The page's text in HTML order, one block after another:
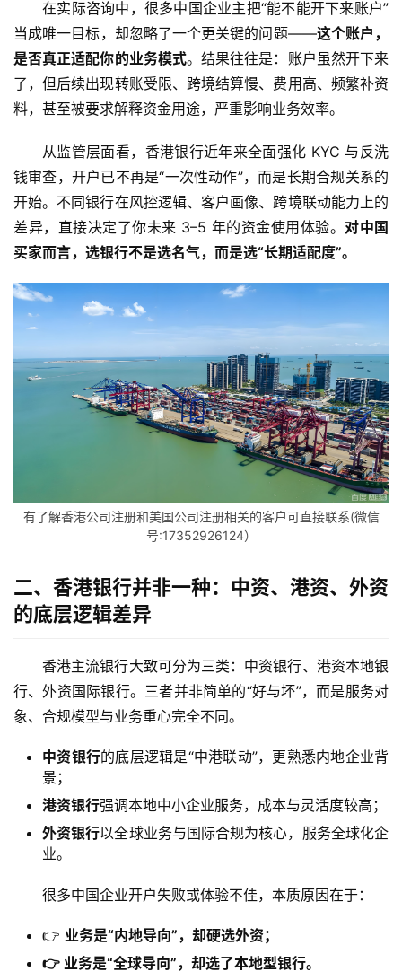
在实际咨询中，很多中国企业主把“能不能开下来账户”
当成唯一目标，却忽略了一个更关键的问题——这个账户，
是否真正适配你的业务模式。结果往往是：账户虽然开下来
了，但后续出现转账受限、跨境结算慢、费用高、频繁补资
料，甚至被要求解释资金用途，严重影响业务效率。
从监管层面看，香港银行近年来全面强化 KYC 与反洗
钱审查，开户已不再是“一次性动作”，而是长期合规关系的
开始。不同银行在风控逻辑、客户画像、跨境联动能力上的
差异，直接决定了你未来 3–5 年的资金使用体验。 对中国
买家而言，选银行不是选名气，而是选“长期适配度”。
有了解香港公司注册和美国公司注册相关的客户可直接联系(微信
号:17352926124）
二、香港银行并非一种：中资、港资、外资
的底层逻辑差异
香港主流银行大致可分为三类：中资银行、港资本地银
行、外资国际银行。三者并非简单的“好与坏”，而是服务对
象、合规模型与业务重心完全不同。
中资银行的底层逻辑是“中港联动”，更熟悉内地企业背
景；
港资银行强调本地中小企业服务，成本与灵活度较高；
外资银行以全球业务与国际合规为核心，服务全球化企
业。
很多中国企业开户失败或体验不佳，本质原因在于：
👉 业务是“内地导向”，却硬选外资；
👉 业务是“全球导向”，却选了本地型银行。